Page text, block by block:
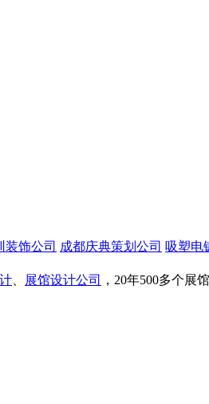
装饰公司 成都庆典策划公司 吸塑电
展馆设计公司
，20年500多个展